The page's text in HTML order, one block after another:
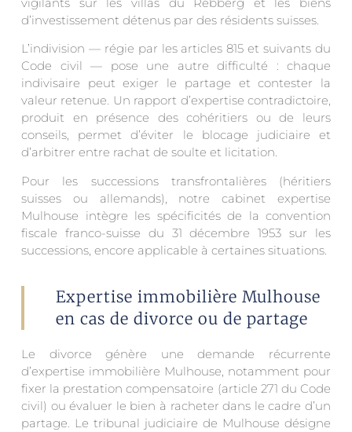
d’investissement détenus par des résidents suisses.
L’indivision — régie par les articles 815 et suivants du
Code civil — pose une autre difficulté : chaque
indivisaire peut exiger le partage et contester la
valeur retenue. Un rapport d’expertise contradictoire,
produit en présence des cohéritiers ou de leurs
conseils, permet d’éviter le blocage judiciaire et
d’arbitrer entre rachat de soulte et licitation.
Pour les successions transfrontalières (héritiers
suisses ou allemands), notre cabinet expertise
Mulhouse intègre les spécificités de la convention
fiscale franco-suisse du 31 décembre 1953 sur les
successions, encore applicable à certaines situations.
Expertise immobilière Mulhouse
en cas de divorce ou de partage
Le divorce génère une demande récurrente
d’expertise immobilière Mulhouse, notamment pour
fixer la prestation compensatoire (article 271 du Code
civil) ou évaluer le bien à racheter dans le cadre d’un
partage. Le tribunal judiciaire de Mulhouse désigne